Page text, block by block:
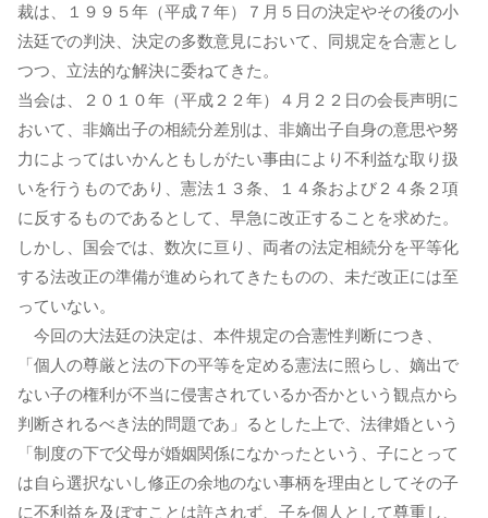
裁は、１９９５年（平成７年）７月５日の決定やその後の小
法廷での判決、決定の多数意見において、同規定を合憲とし
つつ、立法的な解決に委ねてきた。
当会は、２０１０年（平成２２年）４月２２日の会長声明に
おいて、非嫡出子の相続分差別は、非嫡出子自身の意思や努
力によってはいかんともしがたい事由により不利益な取り扱
いを行うものであり、憲法１３条、１４条および２４条２項
に反するものであるとして、早急に改正することを求めた。
しかし、国会では、数次に亘り、両者の法定相続分を平等化
する法改正の準備が進められてきたものの、未だ改正には至
っていない。
今回の大法廷の決定は、本件規定の合憲性判断につき、
「個人の尊厳と法の下の平等を定める憲法に照らし、嫡出で
ない子の権利が不当に侵害されているか否かという観点から
判断されるべき法的問題であ」るとした上で、法律婚という
「制度の下で父母が婚姻関係になかったという、子にとって
は自ら選択ないし修正の余地のない事柄を理由としてその子
に不利益を及ぼすことは許されず、子を個人として尊重し、